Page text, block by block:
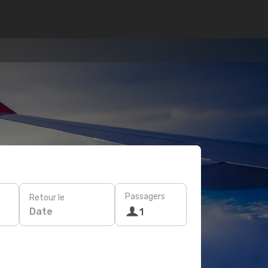
Retour le
Date
Passagers
1